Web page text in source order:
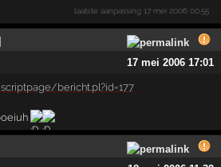
laatste aanpassing17 mei 2006 00:55
17 mei 2006 17:01
bericht.pl?id=177